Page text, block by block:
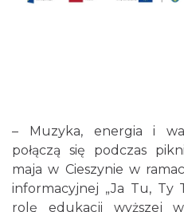
– Muzyka, energia i
połączą się podczas
maja w Cieszynie w
informacyjnej „Ja Tu, Ty
rolę edukacji wyższej